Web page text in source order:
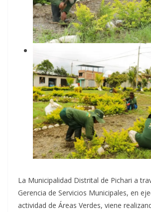
La Municipalidad Distrital de Pichari a
Gerencia de Servicios Municipales, en
actividad de Áreas Verdes, viene